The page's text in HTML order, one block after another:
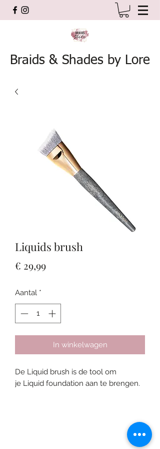
Braids & Shades by Lore
Liquids brush
€ 29,99Prijs
Aantal *
In winkelwagen
De Liquid brush is de tool om
je Liquid foundation aan te brengen.